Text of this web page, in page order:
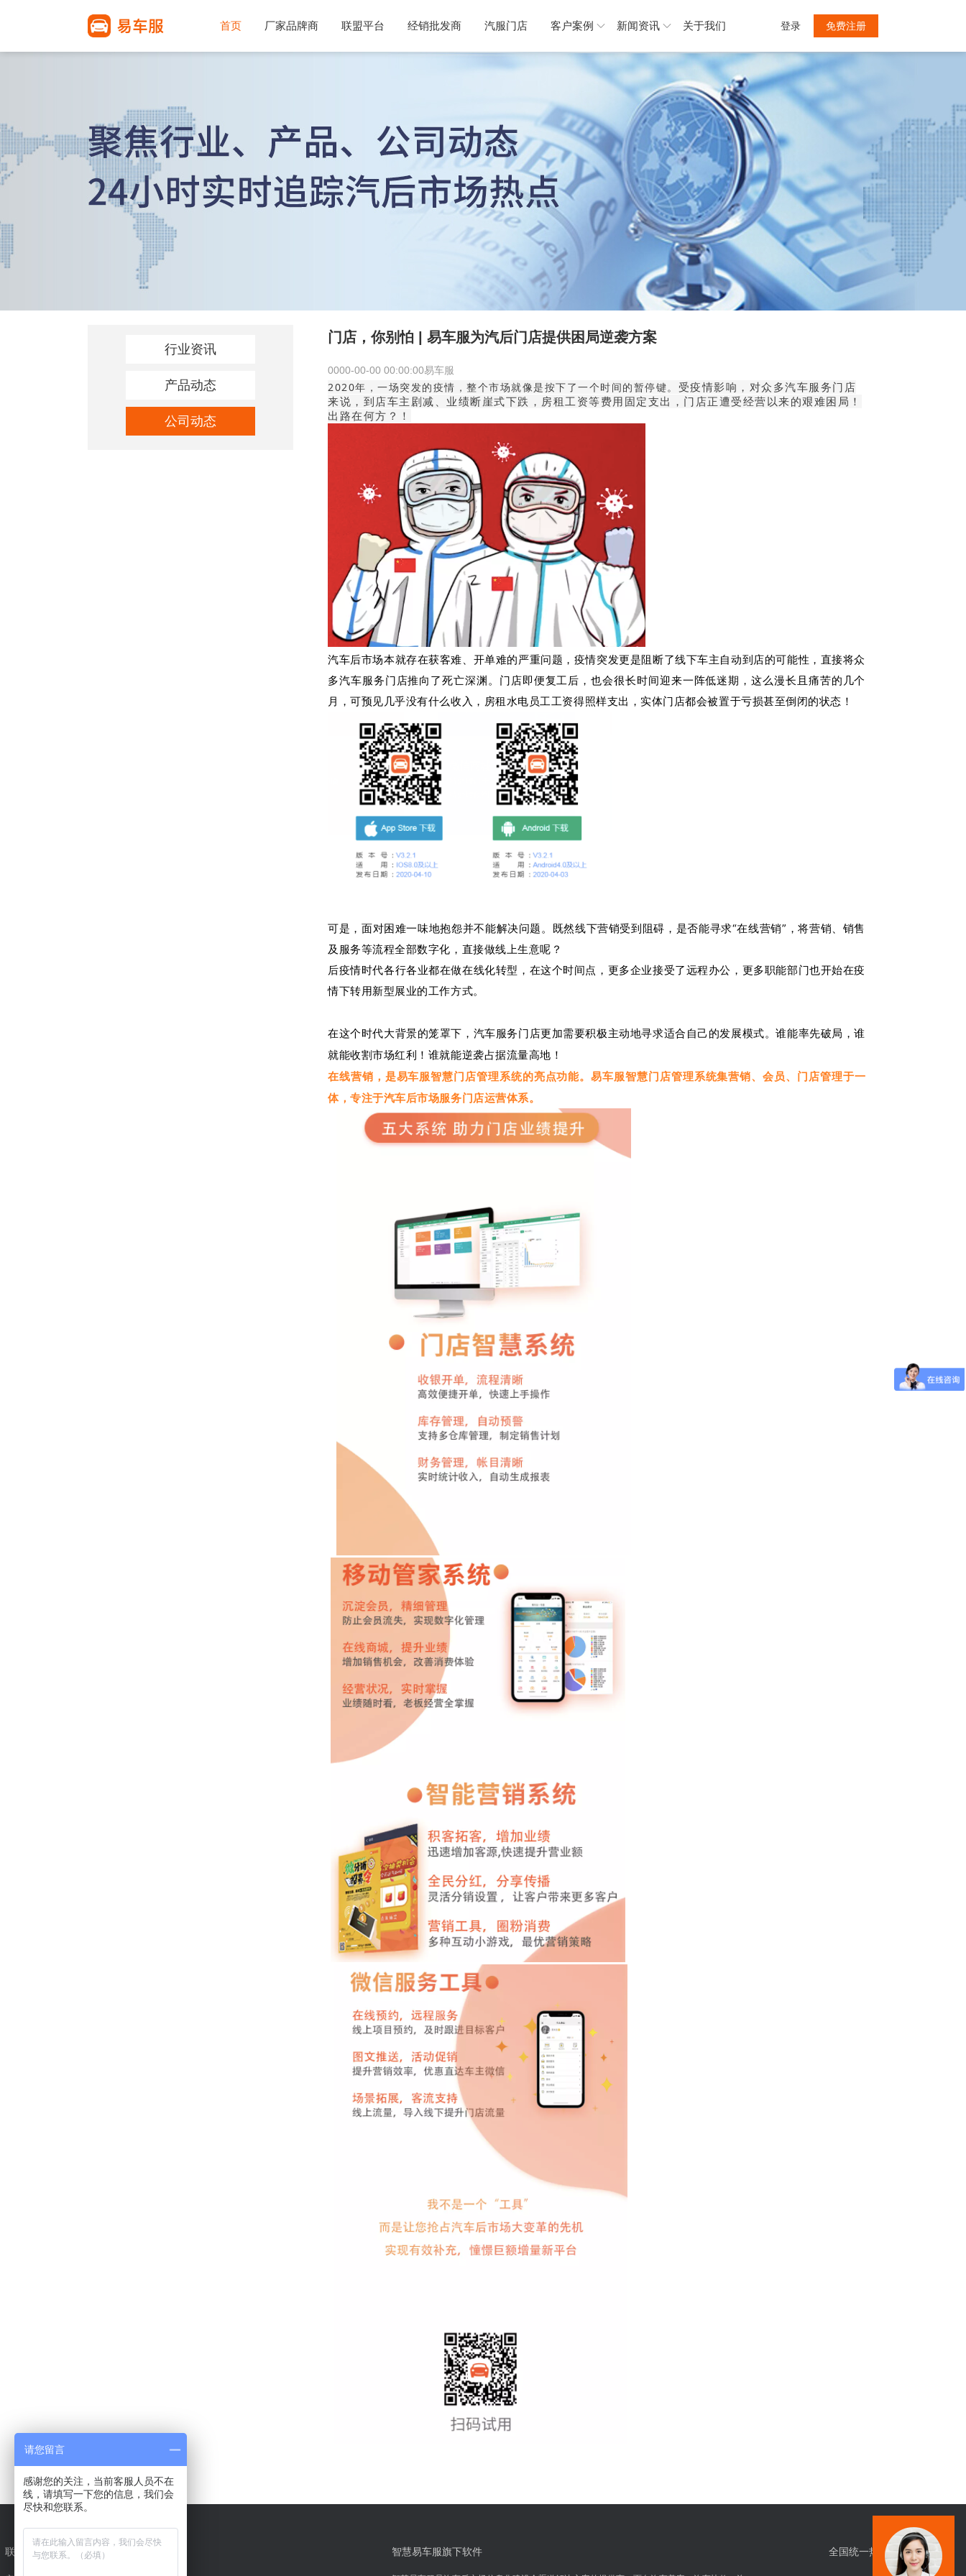
首页 厂家品牌商 联盟平台 经销批发商 汽服门店 客户案例 新闻资讯 关于我们 登录 免费注册
行业资讯
产品动态
公司动态
门店，你别怕 | 易车服为汽后门店提供困局逆袭方案
0000-00-00 00:00:00易车服
2020年，一场突发的疫情，整个市场就像是按下了一个时间的暂停键。 受疫情影响，对众多汽车服务门店
来说，到店车主剧减、业绩断崖式下跌，房租工资等费用固定支出，门店正遭受经营以来的艰难困局！
出路在何方？！
汽车后市场本就存在获客难、开单难的严重问题，疫情突发更是阻断了线下车主自动到店的可能性，直接将众
多汽车服务门店推向了死亡深渊。门店即便复工后，也会很长时间迎来一阵低迷期，这么漫长且痛苦的几个
月，可预见几乎没有什么收入，房租水电员工工资得照样支出，实体门店都会被置于亏损甚至倒闭的状态！
可是，面对困难一味地抱怨并不能解决问题。既然线下营销受到阻碍，是否能寻求“在线营销”，将营销、销售
及服务等流程全部数字化，直接做线上生意呢？
后疫情时代各行各业都在做在线化转型，在这个时间点，更多企业接受了远程办公，更多职能部门也开始在疫
情下转用新型展业的工作方式。
在这个时代大背景的笼罩下，汽车服务门店更加需要积极主动地寻求适合自己的发展模式。谁能率先破局，谁
就能收割市场红利！谁就能逆袭占据流量高地！
在线营销，是易车服智慧门店管理系统的亮点功能。易车服智慧门店管理系统集营销、会员、门店管理于一
体，专注于汽车后市场服务门店运营体系。
联系我们 智慧易车服旗下软件 全国统一热线
请您留言
感谢您的关注，当前客服人员不在
线，请填写一下您的信息，我们会
尽快和您联系。